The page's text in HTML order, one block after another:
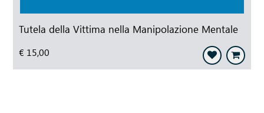
Tutela della Vittima nella Manipolazione Mentale
€ 15,00